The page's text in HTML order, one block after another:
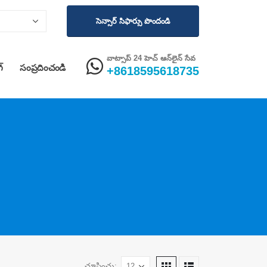
సెన్సార్ సిఫార్సు పొందండి
సంప్రదించండి
వాట్సాప్ 24 హెచ్ ఆన్‌లైన్ సేవ
+8618595618735